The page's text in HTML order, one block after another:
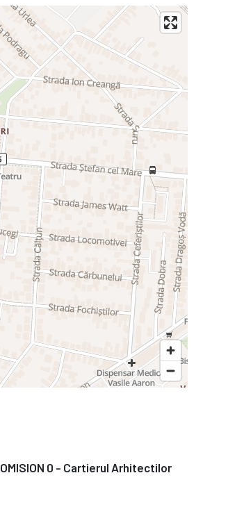
0 - Cartierul Arhitectilor